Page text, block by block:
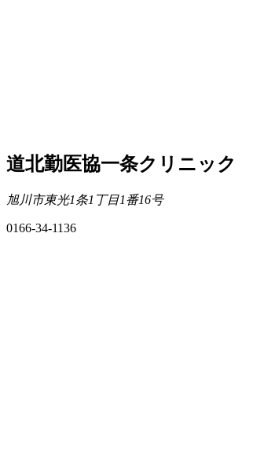
道北勤医協一条クリニック
旭川市東光1条1丁目1番16号
0166-34-1136